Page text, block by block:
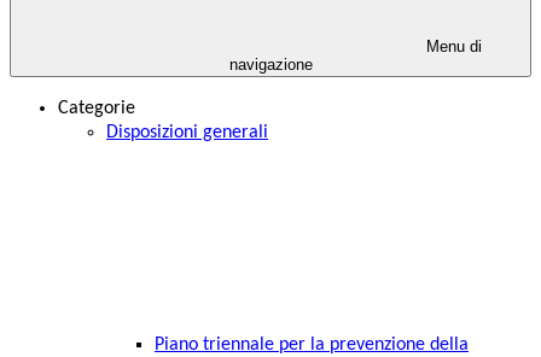
Menu di
navigazione
Categorie
Disposizioni generali
Piano triennale per la prevenzione della